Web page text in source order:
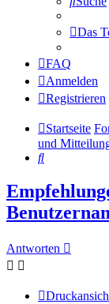
Das
FAQ
Anmelden
Registrieren
Startseite
und
Suche
Antworten